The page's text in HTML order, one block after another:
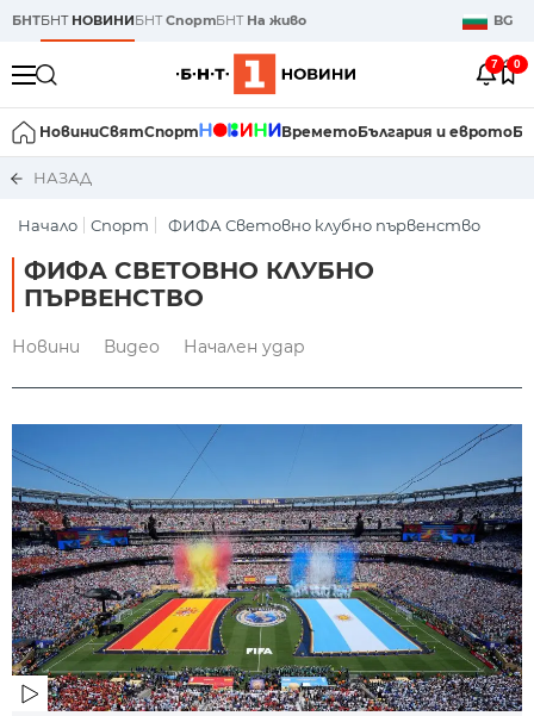
БНТБНТ НОВИНИБНТСпортБНТ На живо BG
7 0
НовиниСвятСпорт ВреметоБългария и еврото
НАЗАД
Начало Спорт ФИФА Световно клубно първенство
ФИФА СВЕТОВНО КЛУБНО
ПЪРВЕНСТВО
Новини Видео Начален удар